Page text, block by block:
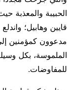
الحبيبة والمعذبة
قايين وهابيل؛
مدعوون كمؤمنين
الملموسة، بكل
للمفاوضات.